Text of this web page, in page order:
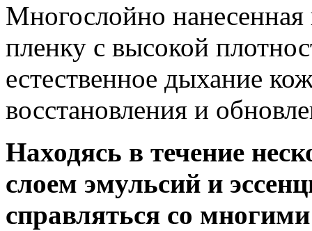
Многослойно
пленку с высокой
естественное дыхание
восстановления и
Находясь в течение
слоем эмульсий и
справляться со